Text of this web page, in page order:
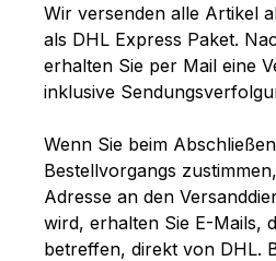
Wir versenden alle Artikel
als DHL Express Paket.
erhalten Sie per Mail eine
inklusive
Wenn Sie beim
Bestellvorgangs
Adresse an den
wird, erhalten Sie E-Mails,
betreffen, direkt von DHL.